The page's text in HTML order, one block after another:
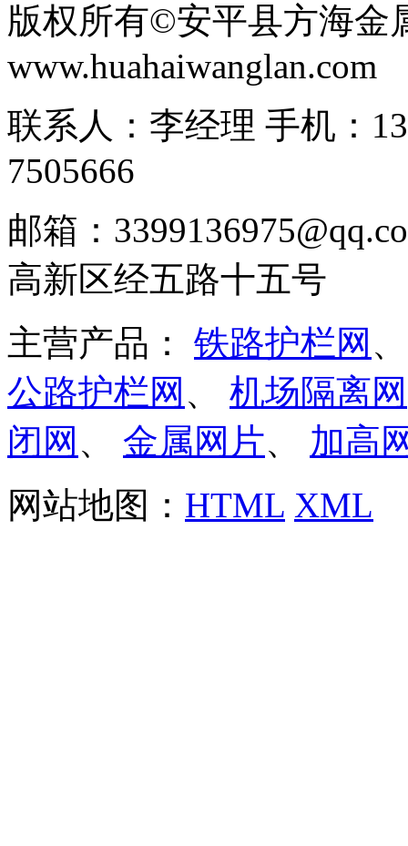
版权所有©安平县方海金
www.huahaiwanglan.com
联系人：李经理 手机：
7505666
邮箱：
高新区经五路十五号
主营产品： 铁路护栏网
公路护栏网 、 机场隔离网
闭网 、 金属网片、 加高
网站地图： HTML XML